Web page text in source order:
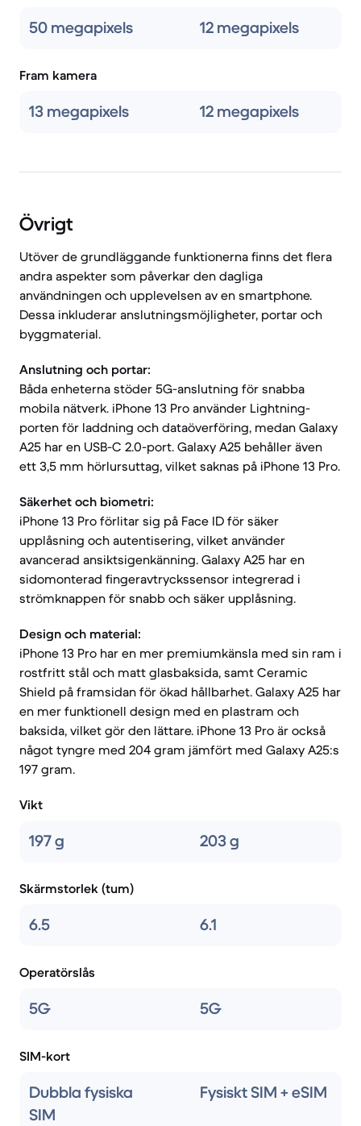
50 megapixels 12 megapixels
Fram kamera
13 megapixels 12 megapixels
Övrigt
Utöver de grundläggande funktionerna finns det flera
andra aspekter som påverkar den dagliga
användningen och upplevelsen av en smartphone.
Dessa inkluderar anslutningsmöjligheter, portar och
byggmaterial.
Anslutning och portar:
Båda enheterna stöder 5G-anslutning för snabba
mobila nätverk. iPhone 13 Pro använder Lightning-
porten för laddning och dataöverföring, medan Galaxy
A25 har en USB-C 2.0-port. Galaxy A25 behåller även
ett 3,5 mm hörlursuttag, vilket saknas på iPhone 13 Pro.
Säkerhet och biometri:
iPhone 13 Pro förlitar sig på Face ID för säker
upplåsning och autentisering, vilket använder
avancerad ansiktsigenkänning. Galaxy A25 har en
sidomonterad fingeravtryckssensor integrerad i
strömknappen för snabb och säker upplåsning.
Design och material:
iPhone 13 Pro har en mer premiumkänsla med sin ram i
rostfritt stål och matt glasbaksida, samt Ceramic
Shield på framsidan för ökad hållbarhet. Galaxy A25 har
en mer funktionell design med en plastram och
baksida, vilket gör den lättare. iPhone 13 Pro är också
något tyngre med 204 gram jämfört med Galaxy A25:s
197 gram.
Vikt
197 g 203 g
Skärmstorlek (tum)
6.5 6.1
Operatörslås
5G 5G
SIM-kort
Dubbla fysiska
SIM
Fysiskt SIM + eSIM